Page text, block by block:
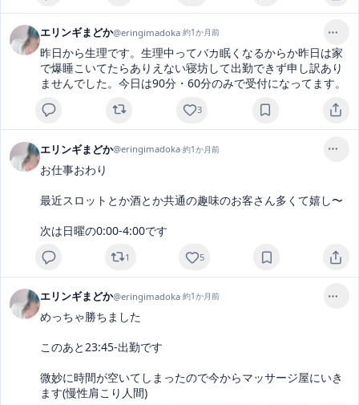
エリンギまどか@eringimadoka·約1か月前
昨日から生理です。生理中ってバカ眠くなるからか昨日は家
で爆睡こいてたらありえない寝坊して出勤できず申し訳あり
ませんでした。今日は90分・60分のみで受付になってます。
3
エリンギまどか@eringimadoka·約1か月前
お仕事おわり
最近スロットとか酒とか共通の趣味のお客さん多くて嬉し〜
次は日曜の0:00-4:00です
1 5
エリンギまどか@eringimadoka·約1か月前
めっちゃ勝ちました
このあと23:45-出勤です
微妙に時間が空いてしまったので今からマッサージ屋にいき
ます(慢性肩こり人間)